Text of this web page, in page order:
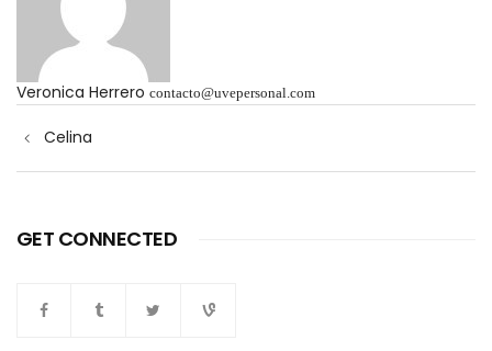
Veronica Herrero contacto@uvepersonal.com
de
entradas
Celina
GET CONNECTED